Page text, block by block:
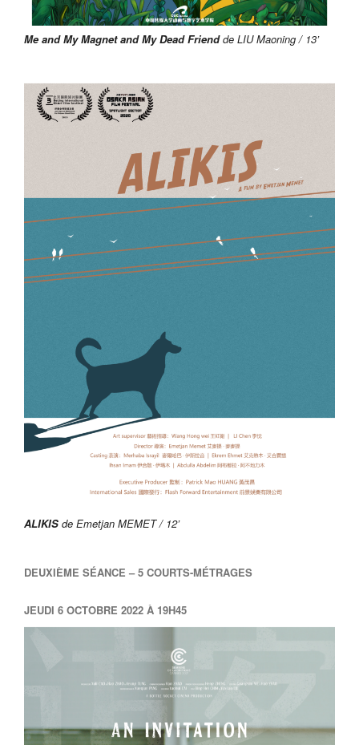
Me and My Magnet and My Dead Friend de LIU Maoning / 13’
ALIKIS de Emetjan MEMET / 12’
DEUXIÈME SÉANCE – 5 COURTS-MÉTRAGES
JEUDI 6 OCTOBRE 2022 À 19H45